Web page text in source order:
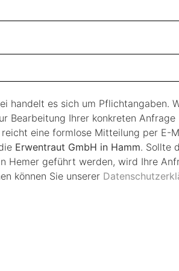
handelt es sich um Pflichtangaben.
Bearbeitung Ihrer konkreten
eine formlose Mitteilung per E-
Erwentraut GmbH in Hamm. Sollte
Hemer geführt werden, wird Ihre
können Sie unserer